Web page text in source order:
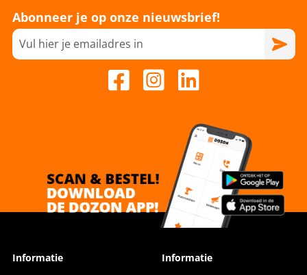
Abonneer je op onze nieuwsbrief!
Informatie Informatie